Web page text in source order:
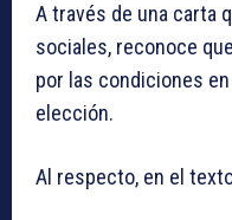
A través de una carta
sociales, reconoce
por las condiciones
elección.
Al respecto, en el